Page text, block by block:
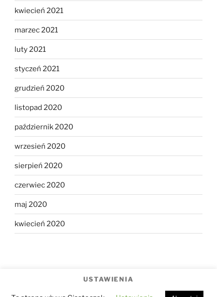
kwiecień 2021
marzec 2021
luty 2021
styczeń 2021
grudzień 2020
listopad 2020
październik 2020
wrzesień 2020
sierpień 2020
czerwiec 2020
maj 2020
kwiecień 2020
Dumnie wspierane przez WordPress
USTAWIENIA